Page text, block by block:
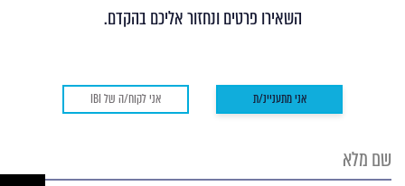
השאירו פרטים ונחזור אליכם בהקדם.
אני מתעניינ/ת אני לקוח/ה של IBI
שם
מלא